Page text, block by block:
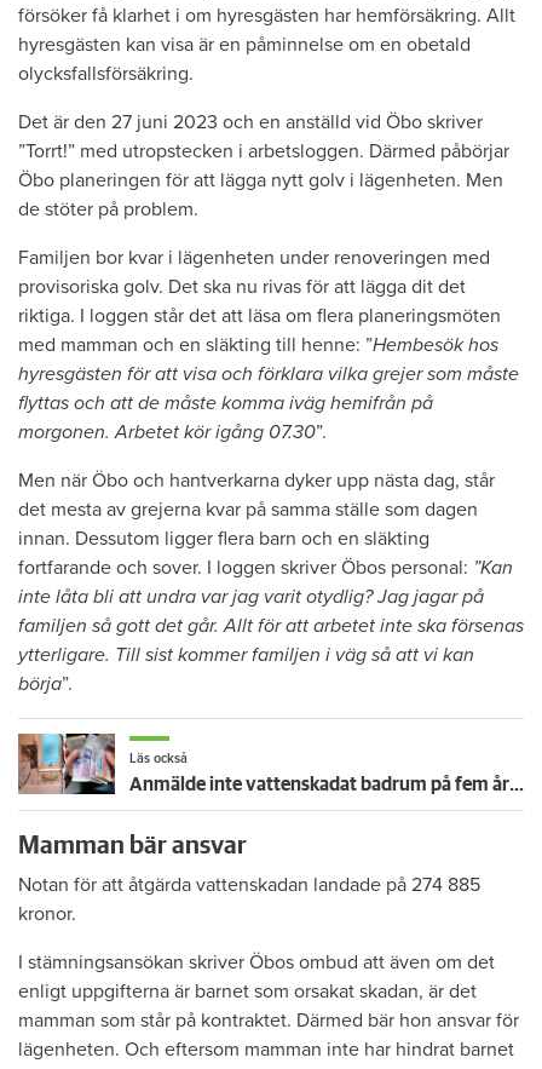
försöker få klarhet i om hyresgästen har hemförsäkring. Allt
hyresgästen kan visa är en påminnelse om en obetald
olycksfallsförsäkring.
Det är den 27 juni 2023 och en anställd vid Öbo skriver
”Torrt!” med utropstecken i arbetsloggen. Därmed påbörjar
Öbo planeringen för att lägga nytt golv i lägenheten. Men
de stöter på problem.
Familjen bor kvar i lägenheten under renoveringen med
provisoriska golv. Det ska nu rivas för att lägga dit det
riktiga. I loggen står det att läsa om flera planeringsmöten
med mamman och en släkting till henne: ”Hembesök hos
hyresgästen för att visa och förklara vilka grejer som måste
flyttas och att de måste komma iväg hemifrån på
morgonen. Arbetet kör igång 07.30”.
Men när Öbo och hantverkarna dyker upp nästa dag, står
det mesta av grejerna kvar på samma ställe som dagen
innan. Dessutom ligger flera barn och en släkting
fortfarande och sover. I loggen skriver Öbos personal: ”Kan
inte låta bli att undra var jag varit otydlig? Jag jagar på
familjen så gott det går. Allt för att arbetet inte ska försenas
ytterligare. Till sist kommer familjen i väg så att vi kan
börja”.
Läs också
Anmälde inte vattenskadat badrum på fem år – krävs på 125 000 kronor
Mamman bär ansvar
Notan för att åtgärda vattenskadan landade på 274 885
kronor.
I stämningsansökan skriver Öbos ombud att även om det
enligt uppgifterna är barnet som orsakat skadan, är det
mamman som står på kontraktet. Därmed bär hon ansvar för
lägenheten. Och eftersom mamman inte har hindrat barnet